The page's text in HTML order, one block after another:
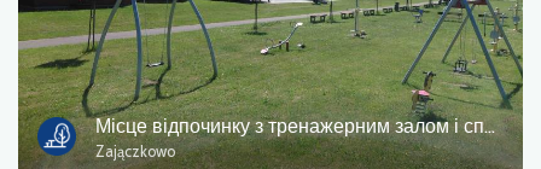
Місце відпочинку з тренажерним залом і спортивним майданчиком Zajączkowo
Zajączkowo